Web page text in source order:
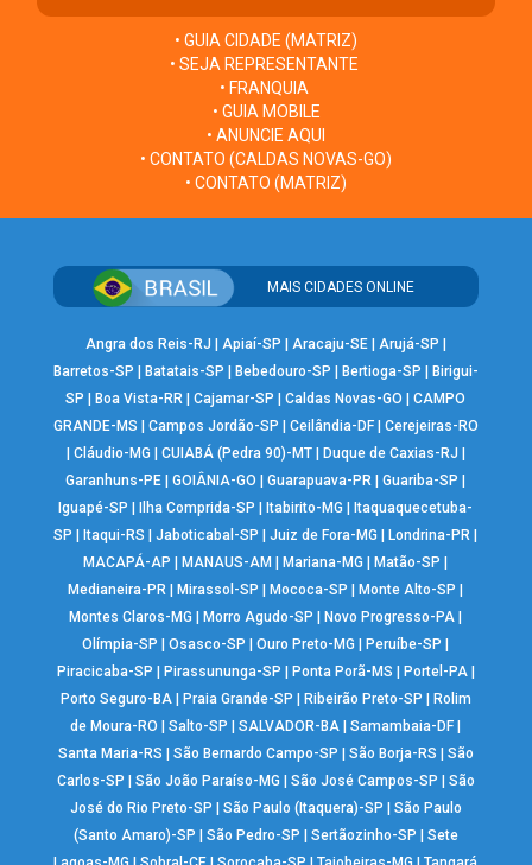
• GUIA CIDADE (MATRIZ)
• SEJA REPRESENTANTE
• FRANQUIA
• GUIA MOBILE
• ANUNCIE AQUI
• CONTATO (CALDAS NOVAS-GO)
• CONTATO (MATRIZ)
MAIS CIDADES ONLINE
Angra dos Reis-RJ Apiaí-SP Aracaju-SE| Arujá-SP
Barretos-SP
Batatais-SP Bebedouro-SP Bertioga-SP
Birigui-
SP
Boa Vista-RR |Cajamar-SP |Caldas Novas-GO |CAMPO
GRANDE-MS
Campos Jordão-SP Ceilândia-DF| Cerejeiras-RO
Cláudio-MG CUIABÁ (Pedra 90)-MT| Duque de Caxias-RJ
Garanhuns-PE |GOIÂNIA-GO |Guarapuava-PR |Guariba-SP
Iguapé-SP
Ilha Comprida-SP Itabirito-MG
Itaquaquecetuba-
SP
Itaqui-RS |Jaboticabal-SP |Juiz de Fora-MG Londrina-PR
MACAPÁ-AP
MANAUS-AM Mariana-MG Matão-SP
Medianeira-PR
Mirassol-SP Mococa-SP Monte Alto-SP
Montes Claros-MG
Morro Agudo-SP Novo Progresso-PA
Olímpia-SP
|Osasco-SP |Ouro Preto-MG Peruíbe-SP
Piracicaba-SP
Pirassununga-SP Ponta Porã-MS Portel-PA|
Porto Seguro-BA| Praia Grande-SP Ribeirão Preto-SP
Rolim
de Moura-RO
|Salto-SP |SALVADOR-BA |Samambaia-DF
Santa Maria-RS
São Bernardo Campo-SP São Borja-RS
São
Carlos-SP
São João Paraíso-MG São José Campos-SP
São
José do Rio Preto-SP
São Paulo (Itaquera)-SP
São Paulo
(Santo Amaro)-SP
São Pedro-SP Sertãozinho-SP
Sete